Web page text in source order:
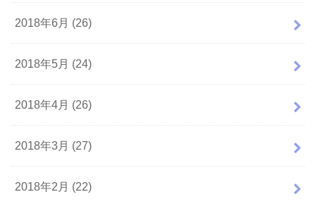
2018年6月 (26)
2018年5月 (24)
2018年4月 (26)
2018年3月 (27)
2018年2月 (22)